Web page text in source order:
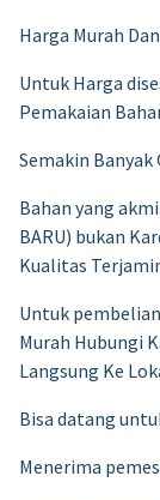
Harga Murah
Untuk Harga
Pemakaian
Semakin Banyak
Bahan yang
BARU) bukan
Kualitas
Untuk
Murah Hubungi
Langsung Ke
Bisa datang
Menerima